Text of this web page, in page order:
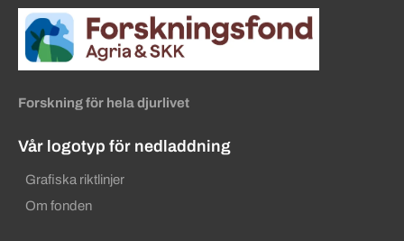
Sidinformation och
Köpa hund startsida
Forskning för hela djurlivet
Vår logotyp för nedladdning
Grafiska riktlinjer
Om fonden